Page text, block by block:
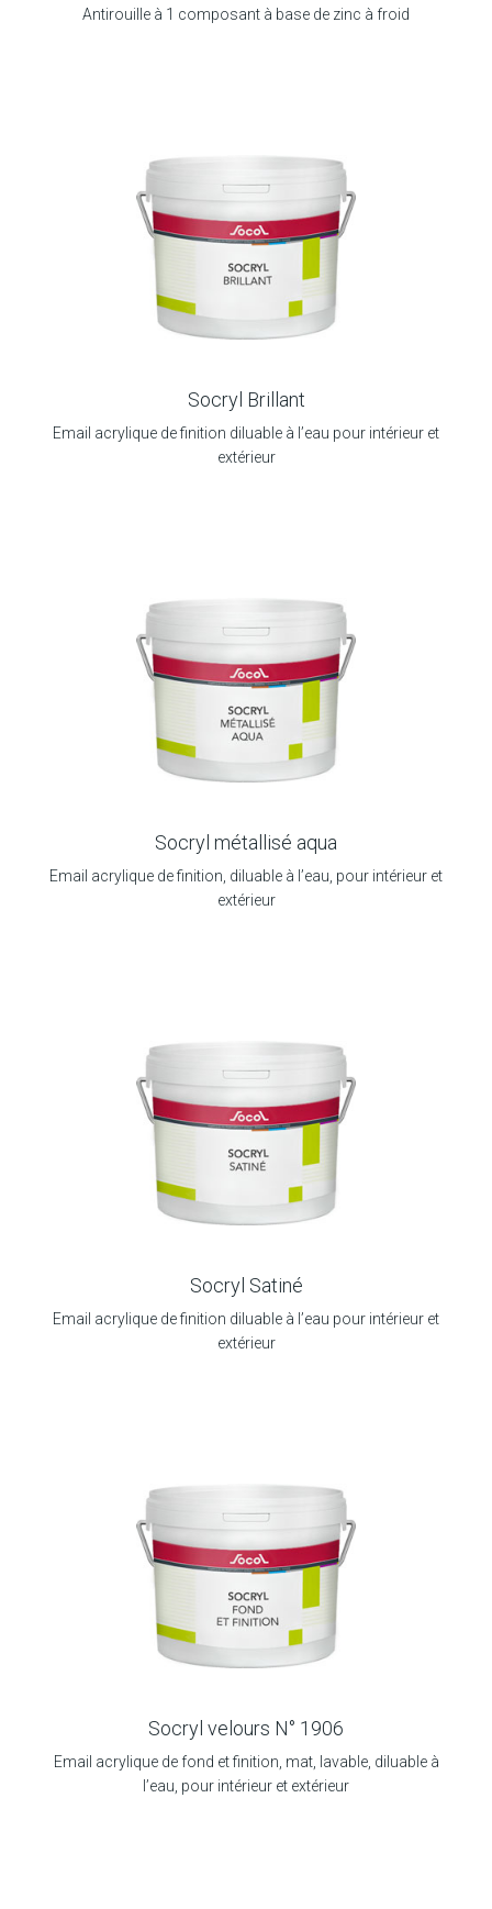
Antirouille à 1 composant à base de zinc à froid
Socryl Brillant
Email acrylique de finition diluable à l’eau pour intérieur et
extérieur
Socryl métallisé aqua
Email acrylique de finition, diluable à l’eau, pour intérieur et
extérieur
Socryl Satiné
Email acrylique de finition diluable à l’eau pour intérieur et
extérieur
Socryl velours N° 1906
Email acrylique de fond et finition, mat, lavable, diluable à
l’eau, pour intérieur et extérieur